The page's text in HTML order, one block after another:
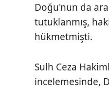
Doğu'nun da
tutuklanmış,
hükmetmişti.
Sulh Ceza
incelemesinde,